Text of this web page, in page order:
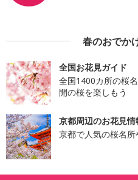
春のおでか
全国お花見ガイド
全国1400カ所の桜
開の桜を楽しもう
京都周辺のお花見情
京都で人気の桜名